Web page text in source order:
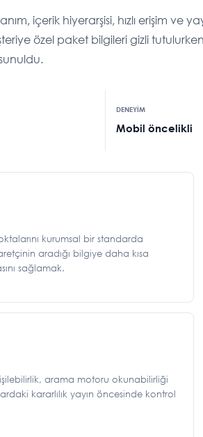
içerik hiyerarşisi, hızlı erişim ve
özel paket bilgileri gizli
DENEYİM
Mobil öncelikli
kurumsal bir standarda
aradığı bilgiye daha kısa
sağlamak.
arama motoru okunabilirliği
kararlılık yayın öncesinde kontrol